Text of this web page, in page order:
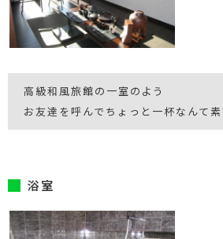
高級和風旅館の一室のよう
お友達を呼んでちょっと一杯なんて
浴室